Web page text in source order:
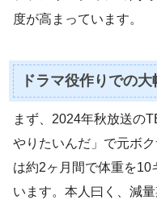
度が高まっています。
ドラマ役作りでの
まず、2024年秋放送の
やりたいんだ」で元ボ
は約2ヶ月間で体重を10
います。本人曰く、減